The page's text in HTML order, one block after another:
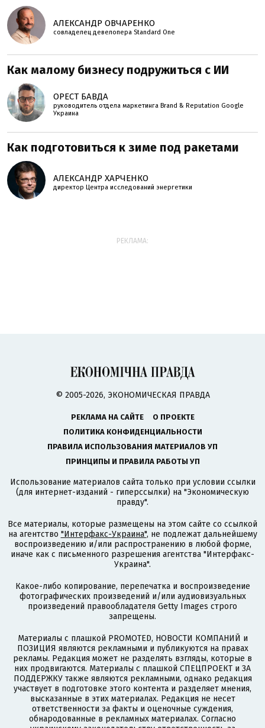
АЛЕКСАНДР ОВЧАРЕНКО
совладелец девелопера Standard One
Как малому бизнесу подружиться с ИИ
ОРЕСТ БАВДА
руководитель отдела маркетинга Brand & Reputation Google
Украина
Как подготовиться к зиме под ракетами
АЛЕКСАНДР ХАРЧЕНКО
директор Центра исследований энергетики
РЕКЛАМА:
© 2005-2026, ЭКОНОМИЧЕСКАЯ ПРАВДА
РЕКЛАМА НА САЙТЕ
О ПРОЕКТЕ
ПОЛИТИКА КОНФИДЕНЦИАЛЬНОСТИ
ПРАВИЛА ИСПОЛЬЗОВАНИЯ МАТЕРИАЛОВ УП
ПРИНЦИПЫ И ПРАВИЛА РАБОТЫ УП
Использование материалов сайта только при условии ссылки
(для интернет-изданий - гиперссылки) на "Экономическую
правду".
Все материалы, которые размещены на этом сайте со ссылкой
на агентство "Интерфакс-Украина", не подлежат дальнейшему
воспроизведению и/или распространению в любой форме,
иначе как с письменного разрешения агентства "Интерфакс-
Украина".
Какое-либо копирование, перепечатка и воспроизведение
фотографических произведений и/или аудиовизуальных
произведений правообладателя Getty Images строго
запрещены.
Материалы с плашкой PROMOTED, НОВОСТИ КОМПАНИЙ и
ПОЗИЦИЯ являются рекламными и публикуются на правах
рекламы. Редакция может не разделять взгляды, которые в
них продвигаются. Материалы с плашкой СПЕЦПРОЕКТ и ЗА
ПОДДЕРЖКУ также являются рекламными, однако редакция
участвует в подготовке этого контента и разделяет мнения,
высказанные в этих материалах. Редакция не несет
ответственности за факты и оценочные суждения,
обнародованные в рекламных материалах. Согласно